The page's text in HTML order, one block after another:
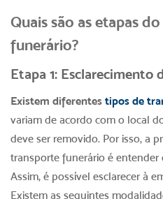
Quais são as etapas
funerário?
Etapa 1: Esclarecimento
Existem diferentes tipos de
variam de acordo com o local
deve ser removido. Por isso, a
transporte funerário é entender
Assim, é possível esclarecer à
Existem as seguintes